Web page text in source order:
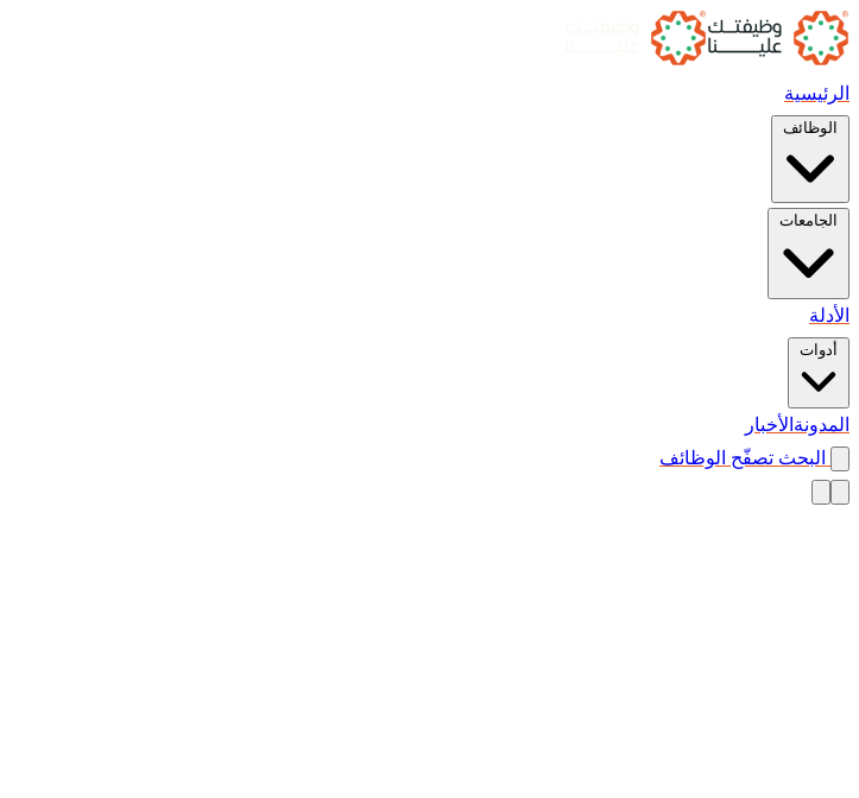
الرئيسية
الوظائف
الجامعات
الأدلة
أدوات
المدونة الأخبار
البحث تصفّح الوظائف